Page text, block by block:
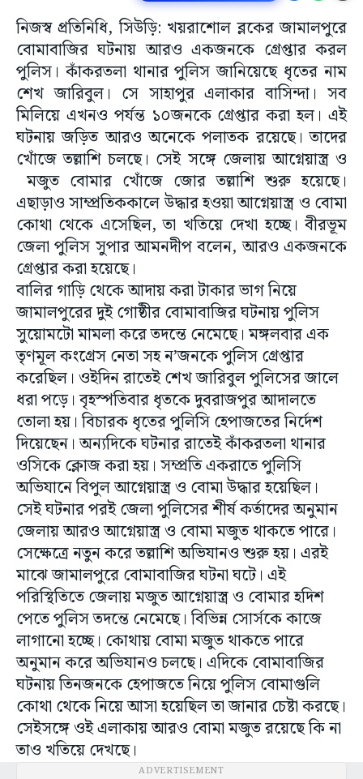
নিজস্ব প্রতিনিধি, সিউড়ি: খয়রাশোল ব্লকের জামালপুরে
বোমাবাজির ঘটনায় আরও একজনকে গ্রেপ্তার করল
পুলিস। কাঁকরতলা থানার পুলিস জানিয়েছে ধৃতের নাম
শেখ জারিবুল। সে সাহাপুর এলাকার বাসিন্দা। সব
মিলিয়ে এখনও পর্যন্ত ১০জনকে গ্রেপ্তার করা হল। এই
ঘটনায় জড়িত আরও অনেকে পলাতক রয়েছে। তাদের
খোঁজে তল্লাশি চলছে। সেই সঙ্গে জেলায় আগ্নেয়াস্ত্র ও
মজুত বোমার খোঁজে জোর তল্লাশি শুরু হয়েছে।
এছাড়াও সাম্প্রতিককালে উদ্ধার হওয়া আগ্নেয়াস্ত্র ও বোমা
কোথা থেকে এসেছিল, তা খতিয়ে দেখা হচ্ছে। বীরভূম
জেলা পুলিস সুপার আমনদীপ বলেন, আরও একজনকে
গ্রেপ্তার করা হয়েছে।
বালির গাড়ি থেকে আদায় করা টাকার ভাগ নিয়ে
জামালপুরের দুই গোষ্ঠীর বোমাবাজির ঘটনায় পুলিস
সুয়োমটো মামলা করে তদন্তে নেমেছে। মঙ্গলবার এক
তৃণমূল কংগ্রেস নেতা সহ ন’জনকে পুলিস গ্রেপ্তার
করেছিল। ওইদিন রাতেই শেখ জারিবুল পুলিসের জালে
ধরা পড়ে। বৃহস্পতিবার ধৃতকে দুবরাজপুর আদালতে
তোলা হয়। বিচারক ধৃতের পুলিসি হেপাজতের নির্দেশ
দিয়েছেন। অন্যদিকে ঘটনার রাতেই কাঁকরতলা থানার
ওসিকে ক্লোজ করা হয়। সম্প্রতি একরাতে পুলিসি
অভিযানে বিপুল আগ্নেয়াস্ত্র ও বোমা উদ্ধার হয়েছিল।
সেই ঘটনার পরই জেলা পুলিসের শীর্ষ কর্তাদের অনুমান
জেলায় আরও আগ্নেয়াস্ত্র ও বোমা মজুত থাকতে পারে।
সেক্ষেত্রে নতুন করে তল্লাশি অভিযানও শুরু হয়। এরই
মাঝে জামালপুরে বোমাবাজির ঘটনা ঘটে। এই
পরিস্থিতিতে জেলায় মজুত আগ্নেয়াস্ত্র ও বোমার হদিশ
পেতে পুলিস তদন্তে নেমেছে। বিভিন্ন সোর্সকে কাজে
লাগানো হচ্ছে। কোথায় বোমা মজুত থাকতে পারে
অনুমান করে অভিযানও চলছে। এদিকে বোমাবাজির
ঘটনায় তিনজনকে হেপাজতে নিয়ে পুলিস বোমাগুলি
কোথা থেকে নিয়ে আসা হয়েছিল তা জানার চেষ্টা করছে।
সেইসঙ্গে ওই এলাকায় আরও বোমা মজুত রয়েছে কি না
তাও খতিয়ে দেখছে।
ADVERTISEMENT